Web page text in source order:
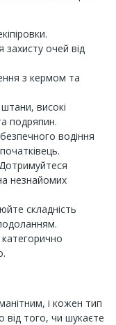
захисту очей від
з кермом та
високі
подряпин.
водіння
незнайомих
складність
і кожен тип
від того, чи шукаєте